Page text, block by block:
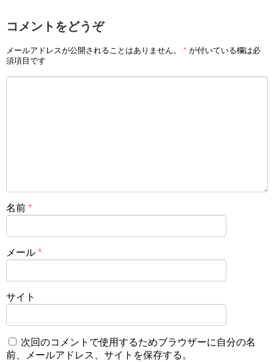
コメントをどうぞ
メールアドレスが公開されることはありません。 * が付いている欄は必
須項目です
名前 *
メール *
サイト
次回のコメントで使用するためブラウザーに自分の名
前、メールアドレス、サイトを保存する。